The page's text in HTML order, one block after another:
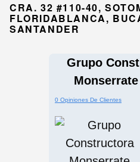
CRA. 32 #110-40,
FLORIDABLANCA,
SANTANDER
Grupo
0 Opiniones De Clientes